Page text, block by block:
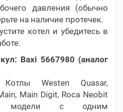
давления (обычно
на наличие протечек.
котел и убедитесь в
Baxi 5667980 (аналог
Котлы Westen Quasar,
Main Digit, Roca Neobit
модели с одним